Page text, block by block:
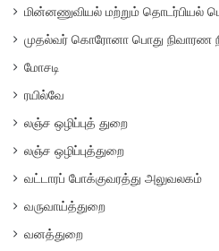
மின்னணுவியல் மற்றும் தொடர்பியல்
முதல்வர் கொரோனா பொது நிவாரண
மோசடி
ரயில்வே
லஞ்ச ஒழிப்புத் துறை
லஞ்ச ஒழிப்புத்துறை
வட்டாரப் போக்குவரத்து அலுவலகம்
வருவாய்த்துறை
வனத்துறை